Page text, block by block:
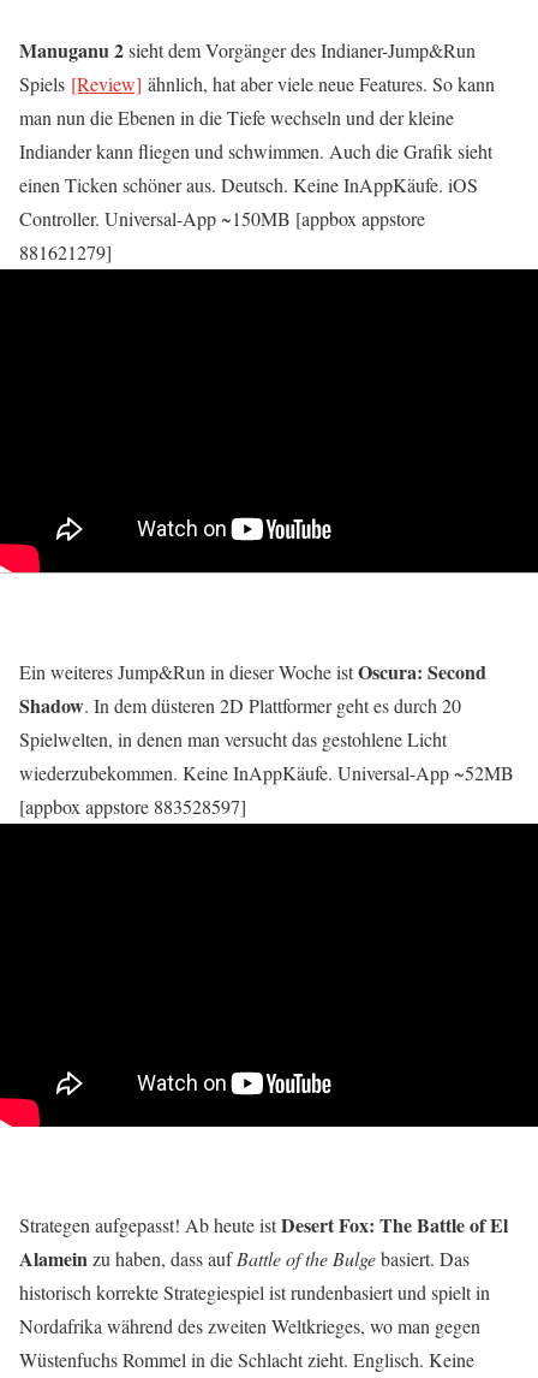
Manuganu 2sieht dem Vorgänger des Indianer-Jump&Run
Spiels [Review] ähnlich, hat aber viele neue Features. So kann
man nun die Ebenen in die Tiefe wechseln und der kleine
Indiander kann fliegen und schwimmen. Auch die Grafik sieht
einen Ticken schöner aus. Deutsch. Keine InAppKäufe. iOS
Controller. Universal-App ~150MB [appbox appstore
881621279]
Ein weiteres Jump&Run in dieser Woche istOscura: Second
Shadow. In dem düsteren 2D Plattformer geht es durch 20
Spielwelten, in denen man versucht das gestohlene Licht
wiederzubekommen. Keine InAppKäufe. Universal-App ~52MB
[appbox appstore 883528597]
Strategen aufgepasst! Ab heute istDesert Fox: The Battle of El
Alameinzu haben, dass aufBattle of the Bulgebasiert. Das
historisch korrekte Strategiespiel ist rundenbasiert und spielt in
Nordafrika während des zweiten Weltkrieges, wo man gegen
Wüstenfuchs Rommel in die Schlacht zieht. Englisch. Keine